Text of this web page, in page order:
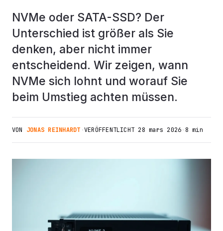
NVMe oder SATA-SSD? Der
Unterschied ist größer als Sie
denken, aber nicht immer
entscheidend. Wir zeigen, wann
NVMe sich lohnt und worauf Sie
beim Umstieg achten müssen.
VON JONAS REINHARDT ·VERÖFFENTLICHT 28 mars 2026· 8 min